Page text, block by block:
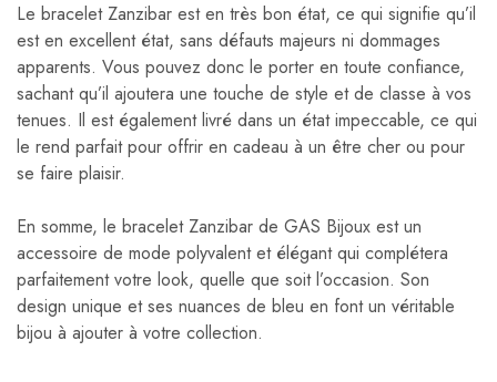
Le bracelet Zanzibar est en très bon état, ce qui signifie qu’il
est en excellent état, sans défauts majeurs ni dommages
apparents. Vous pouvez donc le porter en toute confiance,
sachant qu’il ajoutera une touche de style et de classe à vos
tenues. Il est également livré dans un état impeccable, ce qui
le rend parfait pour offrir en cadeau à un être cher ou pour
se faire plaisir.
En somme, le bracelet Zanzibar de GAS Bijoux est un
accessoire de mode polyvalent et élégant qui complétera
parfaitement votre look, quelle que soit l’occasion. Son
design unique et ses nuances de bleu en font un véritable
bijou à ajouter à votre collection.